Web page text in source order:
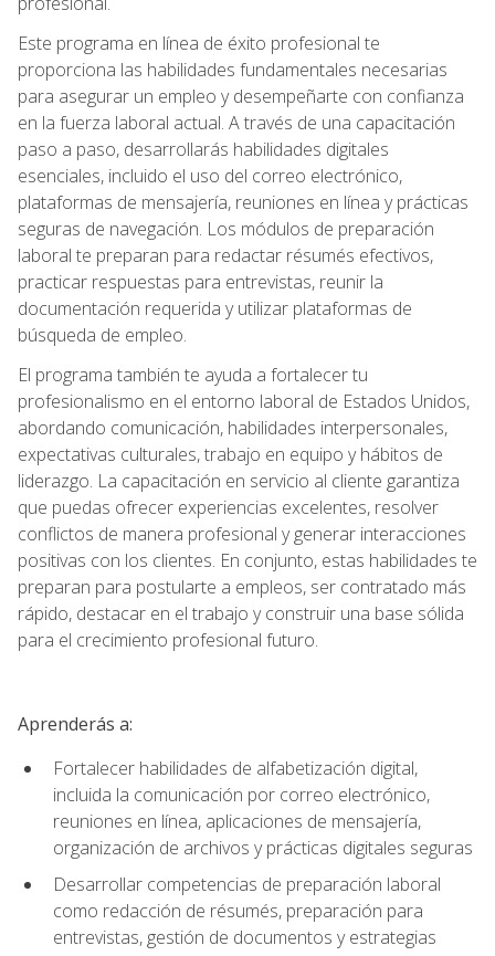
Este programa en línea de éxito profesional te
proporciona las habilidades fundamentales necesarias
para asegurar un empleo y desempeñarte con confianza
en la fuerza laboral actual. A través de una capacitación
paso a paso, desarrollarás habilidades digitales
esenciales, incluido el uso del correo electrónico,
plataformas de mensajería, reuniones en línea y prácticas
seguras de navegación. Los módulos de preparación
laboral te preparan para redactar résumés efectivos,
practicar respuestas para entrevistas, reunir la
documentación requerida y utilizar plataformas de
búsqueda de empleo.
El programa también te ayuda a fortalecer tu
profesionalismo en el entorno laboral de Estados Unidos,
abordando comunicación, habilidades interpersonales,
expectativas culturales, trabajo en equipo y hábitos de
liderazgo. La capacitación en servicio al cliente garantiza
que puedas ofrecer experiencias excelentes, resolver
conflictos de manera profesional y generar interacciones
positivas con los clientes. En conjunto, estas habilidades te
preparan para postularte a empleos, ser contratado más
rápido, destacar en el trabajo y construir una base sólida
para el crecimiento profesional futuro.
Aprenderás a:
Fortalecer habilidades de alfabetización digital,
incluida la comunicación por correo electrónico,
reuniones en línea, aplicaciones de mensajería,
organización de archivos y prácticas digitales seguras
Desarrollar competencias de preparación laboral
como redacción de résumés, preparación para
entrevistas, gestión de documentos y estrategias